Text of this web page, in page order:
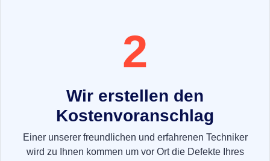
2
Wir erstellen den
Kostenvoranschlag
Einer unserer freundlichen und erfahrenen Techniker
wird zu Ihnen kommen um vor Ort die Defekte Ihres